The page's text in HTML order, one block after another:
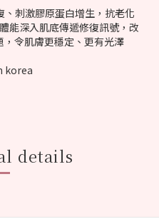
、刺激膠原蛋白增生，抗老化
能深入肌底傳遞修復訊號，改
令肌膚更穩定、更有光澤
korea
details